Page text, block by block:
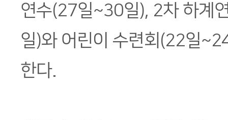
연수(27일~30일), 2차 하계
일)와 어린이 수련회(22일
한다.